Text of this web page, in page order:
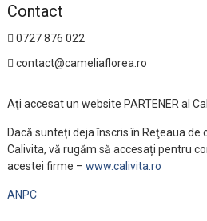
Contact
0727 876 022
contact@cameliaflorea.ro
Aţi accesat un website PARTENER al
Dacă sunteți deja înscris în Reţeaua
Calivita, vă rugăm să accesați pentru
acestei firme – www.calivita.ro
ANPC